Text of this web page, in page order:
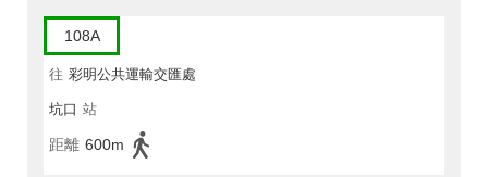
108A
往 彩明公共運輸交匯處
坑口 站
距離 600m